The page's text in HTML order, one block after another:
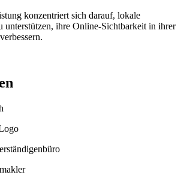
konzentriert sich darauf, lokale
unterstützen, ihre Online-Sichtbarkeit in ihrer